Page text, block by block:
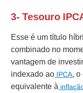
3- Tesouro
Esse é um título
combinado no
vantagem de
indexado ao IPCA,
equivalente à